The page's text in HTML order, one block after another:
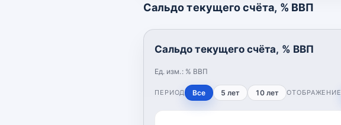
Сальдо текущего счёта, % ВВП
Сальдо текущего счёта, % ВВП
Ед. изм.: % ВВП
ПЕРИОД Все 5 лет 10 лет ОТОБРАЖЕНИЕ